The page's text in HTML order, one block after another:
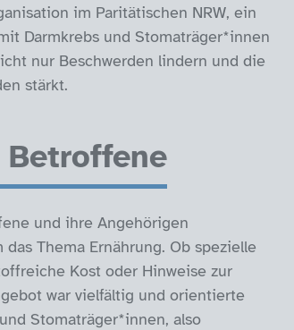
im Paritätischen NRW, ein
Darmkrebs und Stomaträger*innen
nur Beschwerden lindern und die
stärkt.
und ihre Angehörigen
Thema Ernährung. Ob spezielle
Kost oder Hinweise zur
war vielfältig und orientierte
Stomaträger*innen, also